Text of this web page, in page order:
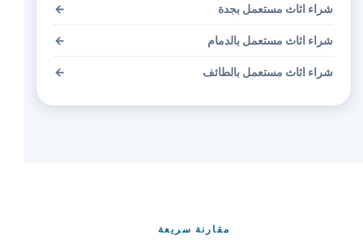
شراء اثاث مستعمل بجدة ←
شراء اثاث مستعمل بالدمام ←
شراء اثاث مستعمل بالطائف ←
مقارنة سريعة